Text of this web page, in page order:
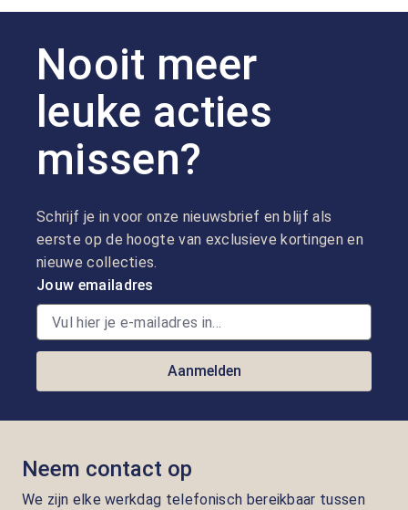
Nooit meer
leuke acties
missen?
Schrijf je in voor onze nieuwsbrief en blijf als
eerste op de hoogte van exclusieve kortingen en
nieuwe collecties.
Jouw emailadres
Aanmelden
Neem contact op
We zijn elke werkdag telefonisch bereikbaar tussen